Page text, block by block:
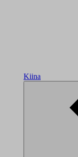
Kiina